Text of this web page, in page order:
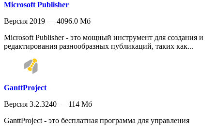
Microsoft Publisher
Версия 2019 — 4096.0 Мб
Microsoft Publisher - это мощный инструмент для создания и
редактирования разнообразных публикаций, таких как...
GanttProject
Версия 3.2.3240 — 114 Мб
GanttProject - это бесплатная программа для управления